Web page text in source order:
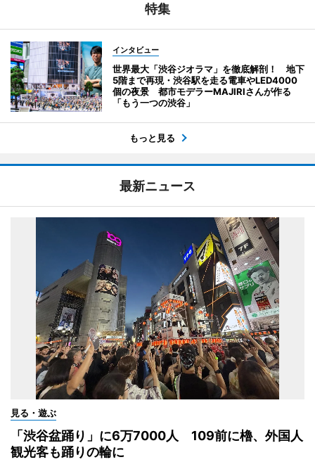
特集
インタビュー
世界最大「渋谷ジオラマ」を徹底解剖！ 地下
5階まで再現・渋谷駅を走る電車やLED4000
個の夜景 都市モデラーMAJIRIさんが作る
「もう一つの渋谷」
もっと見る
最新ニュース
見る・遊ぶ
「渋谷盆踊り」に6万7000人 109前に櫓、外国人
観光客も踊りの輪に